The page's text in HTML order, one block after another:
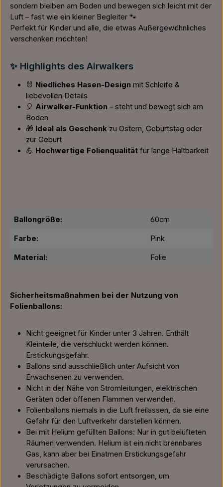
sondern bleiben am Boden und bewegen sich leicht mit der
Luft – fast wie ein kleiner Begleiter 🐾
Perfekt für Kinder und alle, die etwas Außergewöhnliches
verschenken möchten!
✨ Highlights des Airwalkers
🐰 Niedliches Hasen-Design mit Schleife &
liebevollen Details
🎈 Airwalker-Funktion – steht und bewegt sich am
Boden
🎁 Ideal als Geschenk zu Ostern, Geburtstag oder
zur Geburt
💪 Hochwertige Folienqualität für lange Haltbarkeit
Ballongröße: 60cm
Farbe: Pink
Material: Folie
Sicherheitsmaßnahmen bei der Nutzung von
Folienballons:
Nicht geeignet für Kinder unter 3 Jahren. Enthält
Kleinteile, die verschluckt werden können.
Erstickungsgefahr.
Ballons sind ausschließlich unter Aufsicht von
Erwachsenen zu verwenden.
Nicht in der Nähe von Stromleitungen, elektrischen
Geräten oder offenen Flammen verwenden.
Folienballons niemals in die Luft freilassen, da sie eine
Gefahr für den Luftverkehr darstellen können.
Bei mit Helium gefüllten Ballons: Nur in gut belüfteten
Räumen verwenden. Helium ist ein nicht brennbares
Gas, kann aber bei Einatmen Erstickungsgefahr
verursachen.
Beschädigte Ballons sofort entsorgen, um